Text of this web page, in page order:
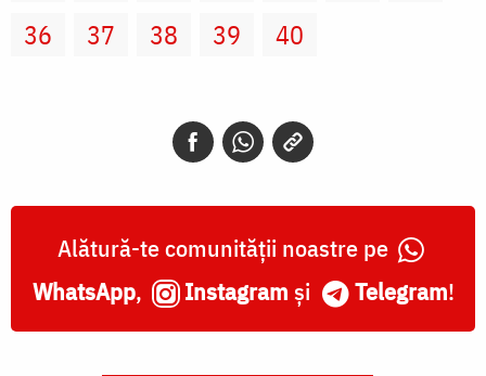
36
37 38 39 40
Alătură-te comunității noastre pe
WhatsApp, Instagram și Telegram!